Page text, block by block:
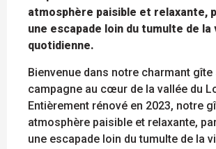
atmosphère paisible et relaxante,
une escapade loin du tumulte de la
quotidienne.
Bienvenue dans notre charmant gîte
campagne au cœur de la vallée du
Entièrement rénové en 2023, notre
atmosphère paisible et relaxante,
une escapade loin du tumulte de la